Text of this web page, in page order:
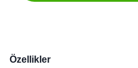
Özellikler